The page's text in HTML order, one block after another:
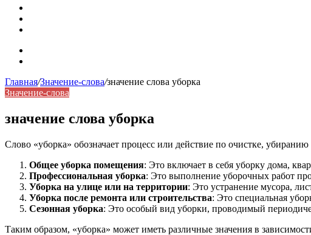
Главная/Значение-слова/значение слова уборка
Значение-слова
значение слова уборка
Слово «уборка» обозначает процесс или действие по очистке,
Общее уборка помещения: Это включает в себя уборку дома,
Профессиональная уборка: Это выполнение уборочных работ
Уборка на улице или на территории: Это устранение мусора,
Уборка после ремонта или строительства: Это специальная
Сезонная уборка: Это особый вид уборки, проводимый
Таким образом, «уборка» может иметь различные значения в